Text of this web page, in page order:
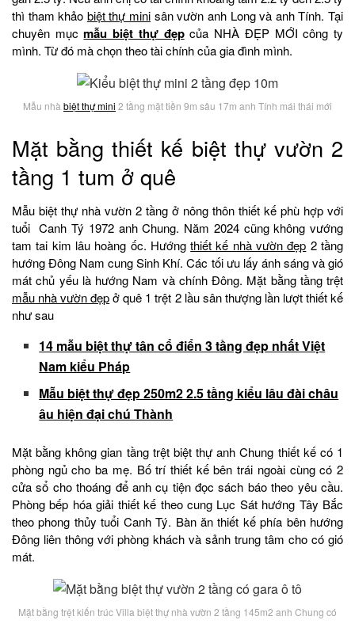
thì tham khảo biệt thự mini sân vườn anh Long và anh Tính. Tại
chuyên mụcmẫu biệt thự đẹpcủa NHÀ ĐẸP MỚI công ty
mình. Từ đó mà chọn theo tài chính của gia đình mình.
Mẫu nhà biệt thự mini 2 tầng mặt tiền 9m sâu 17m anh Tính mái thái mới
Mặt bằng thiết kế biệt thự vườn 2
tầng 1 tum ở quê
Mẫu biệt thự nhà vườn 2 tầng ở nông thôn thiết kế phù hợp với
tuổi Canh Tý 1972 anh Chung. Năm 2024 cũng không vướng
tam tai kim lâu hoàng ốc. Hướngthiết kế nhà vườn đẹp 2 tầng
hướng Đông Nam cung Sinh Khí. Các tối ưu lấy ánh sáng và gió
mát chủ yếu là hướng Nam và chính Đông. Mặt bằng tầng trệt
mẫu nhà vườn đẹpở quê 1 trệt 2 lầu sân thượng lần lượt thiết kế
như sau
14 mẫu biệt thự tân cổ điển 3 tầng đẹp nhất Việt
Nam kiểu Pháp
Mẫu biệt thự đẹp 250m2 2.5 tầng kiểu lâu đài châu
âu hiện đại chú Thành
Mặt bằng không gian tầng trệt biệt thự anh Chung thiết kế có 1
phòng ngủ cho ba mẹ. Bố trí thiết kế bên trái ngoài cùng có 2
cửa sổ cho thoáng để anh cụ tiện đọc sách báo theo yêu cầu.
Phòng bếp hóa giải thiết kế theo cung Lục Sát hướng Tây Bắc
theo phong thủy tuổi Canh Tý. Bàn ăn thiết kế phía bên hướng
Đông liên thông với phòng khách và sảnh trung tâm cho có gió
mát.
Mặt bằng trệt kiến trúc Villa biệt thự nhà vườn 2 tầng 145m2 anh Chung có